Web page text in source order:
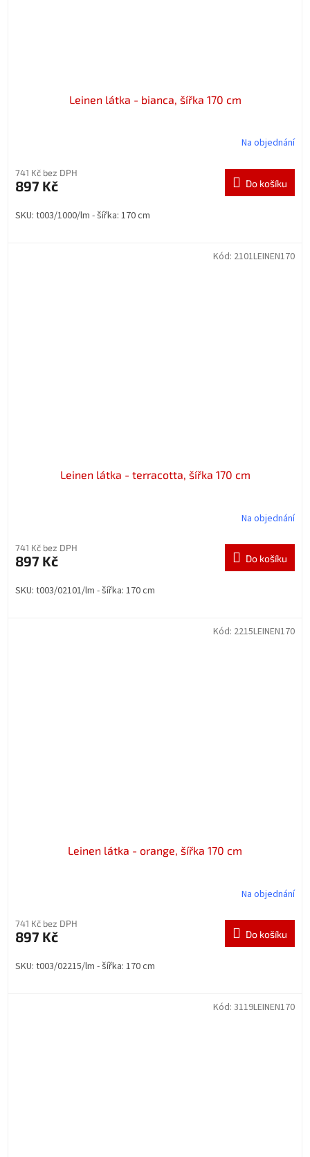
Leinen látka - bianca, šířka 170 cm
Na objednání
741 Kč bez DPH
897 Kč Do košíku
SKU: t003/1000/lm - šířka: 170 cm
Leinen látka - terracotta, šířka 170 cm
Na objednání
741 Kč bez DPH
897 Kč Do košíku
SKU: t003/02101/lm - šířka: 170 cm
Kód: 2101LEINEN170
Leinen látka - orange, šířka 170 cm
Na objednání
741 Kč bez DPH
897 Kč Do košíku
SKU: t003/02215/lm - šířka: 170 cm
Kód: 2215LEINEN170
Kód: 3119LEINEN170